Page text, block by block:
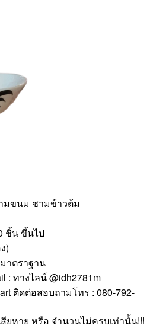
มขนม ชามข้าวต้ม
ชิ้น ขึ้นไป
)
าตราฐาน
: ทางไลน์ @idh2781m
ติดต่อสอบถามโทร : 080-792-
ยหาย หรือ จำนวนไม่ครบเท่านั้น!!!